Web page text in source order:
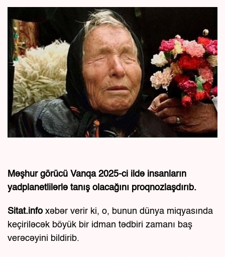
Məşhur görücü Vanqa 2025-ci ildə insanların
yadplanetlilərlə tanış olacağını proqnozlaşdırıb.
Sitat.info xəbər verir ki, o, bunun dünya miqyasında
keçiriləcək böyük bir idman tədbiri zamanı baş
verəcəyini bildirib.